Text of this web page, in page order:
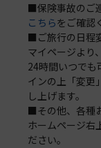
■保険事故のご
こちらをご確認
■ご旅行の日程
マイページより
24時間いつでも
インの上「変更
し上げます。
■その他、各種
ホームページ右
ださい。